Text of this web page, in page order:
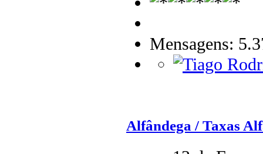
Mensagens:
Alfândega / Taxas